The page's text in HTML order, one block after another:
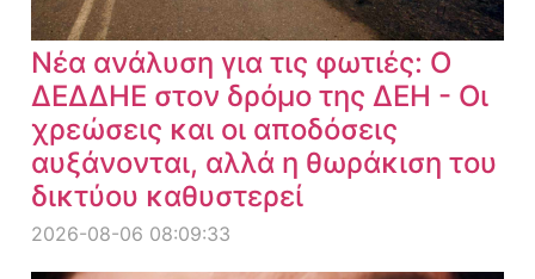
Νέα ανάλυση για τις φωτιές: Ο
ΔΕΔΔΗΕ στον δρόμο της ΔΕΗ - Οι
χρεώσεις και οι αποδόσεις
αυξάνονται, αλλά η θωράκιση του
δικτύου καθυστερεί
2026-08-06 08:09:33